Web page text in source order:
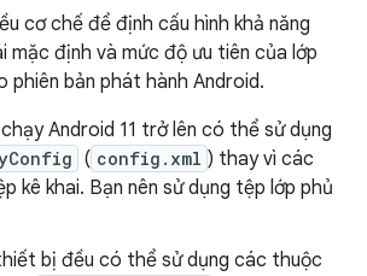
cơ chế để định cấu hình khả năng
mặc định và mức độ ưu tiên của lớp
phiên bản phát hành Android.
Android 11 trở lên có thể sử dụng
( config.xml ) thay vì các
kê khai. Bạn nên sử dụng tệp lớp phủ
bị đều có thể sử dụng các thuộc